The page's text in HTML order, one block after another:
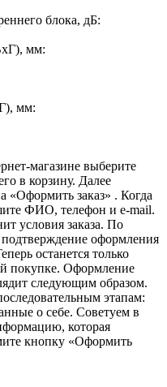
блока, дБ:
мм:
мм:
магазине выберите
в корзину. Далее
«Оформить заказ» . Когда
ФИО, телефон и e-mail.
условия заказа. По
подтверждение оформления
останется только
покупке. Оформление
следующим образом.
этапам:
о себе. Советуем в
которая
кнопку «Оформить